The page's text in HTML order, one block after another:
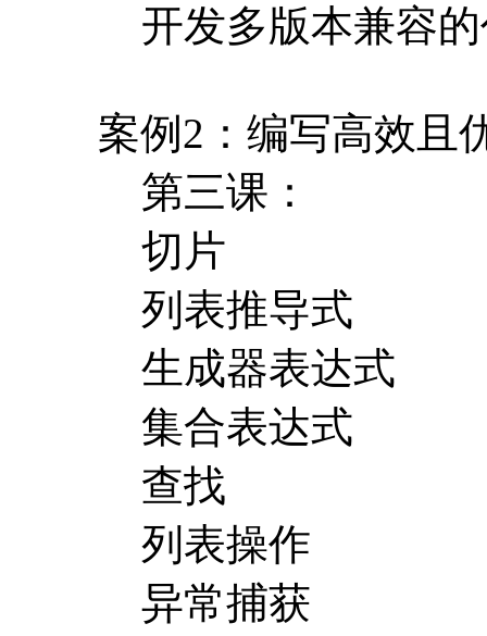
开发多版本兼容的
案例2：编写高效且
第三课：
切片
列表推导式
生成器表达式
集合表达式
查找
列表操作
异常捕获